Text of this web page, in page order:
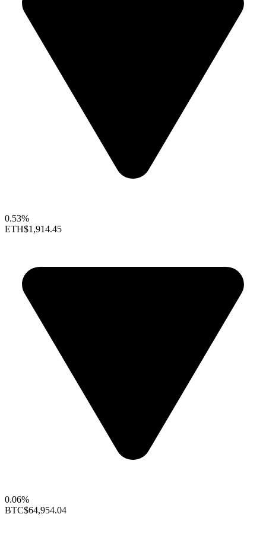
0.53%
ETH$1,914.45
0.06%
BTC$64,954.04